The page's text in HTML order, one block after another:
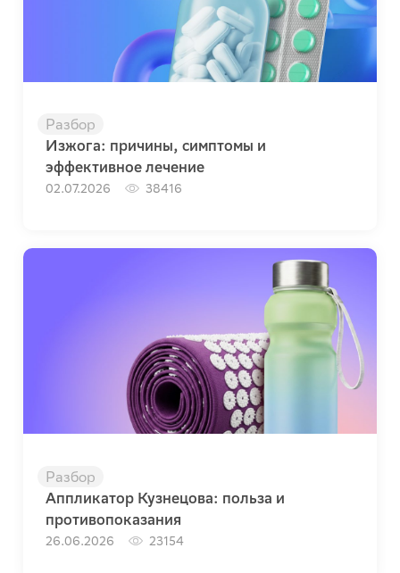
Разбор
Изжога: причины, симптомы и
эффективное лечение
02.07.2026 38416
Разбор
Аппликатор Кузнецова: польза и
противопоказания
26.06.2026 23154